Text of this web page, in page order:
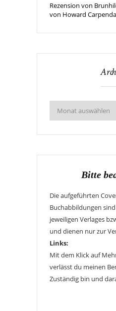
Rezension von
von Howard
Bitte
Die aufgeführten
Buchabbildungen
jeweiligen Verlages
und dienen nur zur
Links:
Mit dem Klick auf
verlässt du meinen
Zuständig bin und